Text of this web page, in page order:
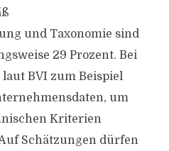
und Taxonomie sind
29 Prozent. Bei
BVI zum Beispiel
um
Kriterien
Schätzungen dürfen